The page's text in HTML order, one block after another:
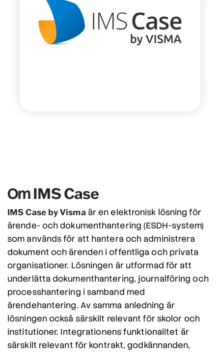
OmIMS Case
IMS Case by Vismaär en elektronisk lösning för
ärende- och dokumenthantering (ESDH-system)
som används för att hantera och administrera
dokument och ärenden i offentliga och privata
organisationer. Lösningen är utformad för att
underlätta dokumenthantering, journalföring och
processhantering i samband med
ärendehantering. Av samma anledning är
lösningen också särskilt relevant för skolor och
institutioner. Integrationens funktionalitet är
särskilt relevant för kontrakt, godkännanden,